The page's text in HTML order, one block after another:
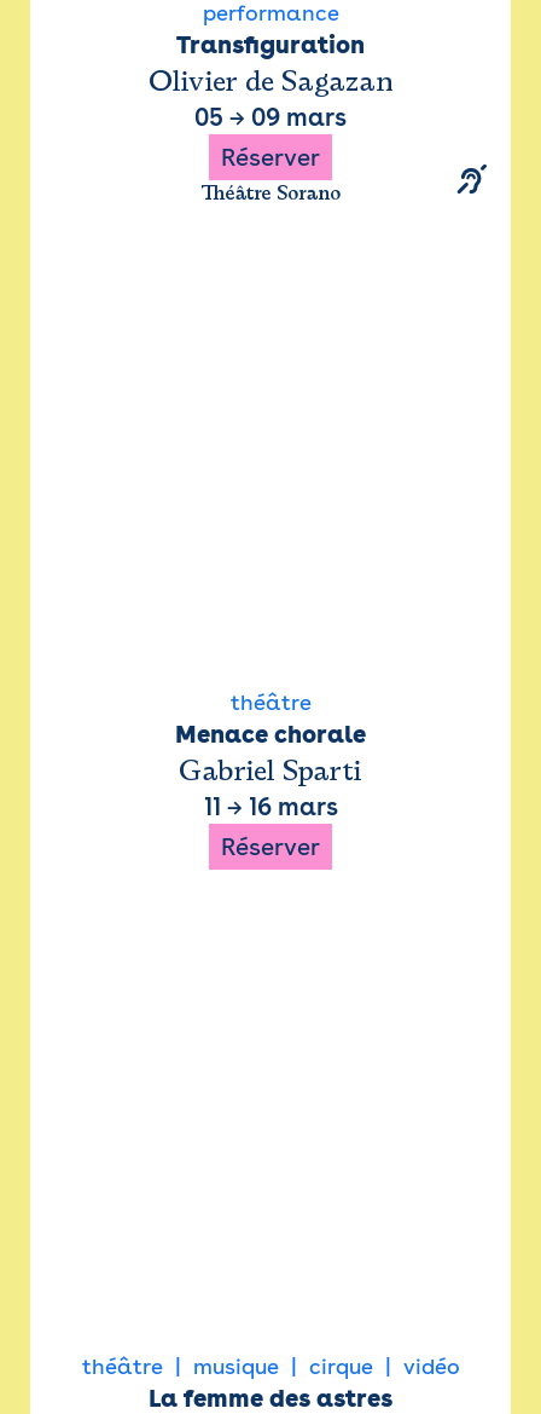
performance
Transfiguration
Olivier de Sagazan
05 → 09 mars
Réserver
Théâtre Sorano
théâtre
Menace chorale
Gabriel Sparti
11 → 16 mars
Réserver
théâtre musique cirque vidéo
La femme des astres